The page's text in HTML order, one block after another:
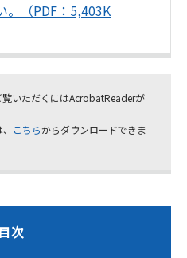
。（PDF：5,403K
覧いただくにはAcrobatReaderが
こちらからダウンロードできま
次